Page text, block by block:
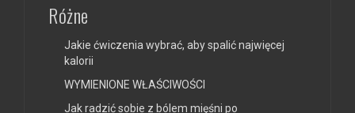
Różne
Jakie ćwiczenia wybrać, aby spalić najwięcej
kalorii
WYMIENIONE WŁAŚCIWOŚCI
Jak radzić sobie z bólem mięśni po